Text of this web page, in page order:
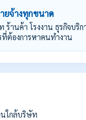
ยจ้างทุกขนาด
ร้านค้า โรงงาน ธุรกิจบริก
ที่ต้องการหาคนทำงาน
ใกล้บริษัท